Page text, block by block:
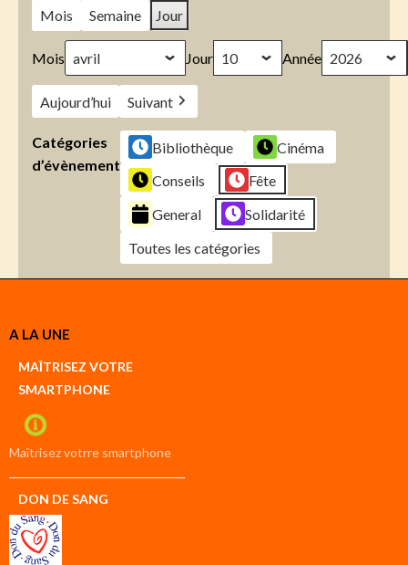
Mois Semaine Jour
Mois Jour Année
Aujourd’hui Suivant
Catégories
d’évènement
Bibliothèque
Cinéma
Conseils
Fête
General
Solidarité
Toutes les catégories
Créer
compte
compte
A LA UNE
MAÎTRISEZ VOTRE
SMARTPHONE
Maîtrisez votrre smartphone
DON DE SANG